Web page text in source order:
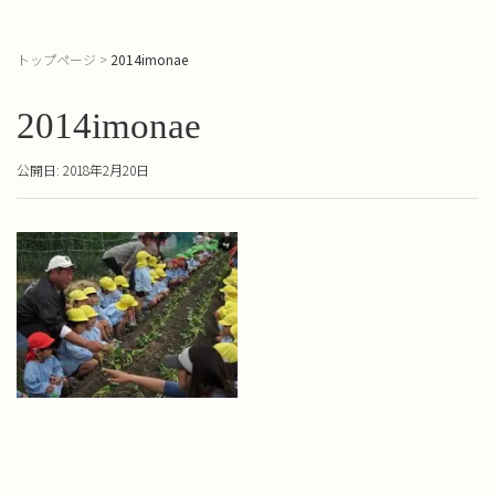
トップページ > 2014imonae
2014imonae
公開日: 2018年2月20日